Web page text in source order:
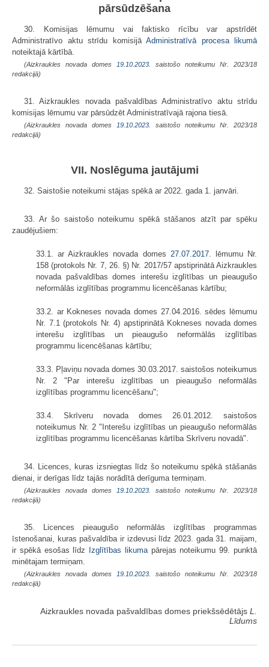
pārsūdzēšana
30. Komisijas lēmumu vai faktisko rīcību var apstrīdēt
Administratīvo aktu strīdu komisijā Administratīvā procesa likumā
noteiktajā kārtībā.
(Aizkraukles novada domes 19.10.2023.
saistošo noteikumu Nr. 2023/18
redakcijā)
31. Aizkraukles novada pašvaldības Administratīvo aktu strīdu
komisijas lēmumu var pārsūdzēt Administratīvajā rajona tiesā.
(Aizkraukles novada domes 19.10.2023.
saistošo noteikumu Nr. 2023/18
redakcijā)
VII. Noslēguma jautājumi
32. Saistošie noteikumi stājas spēkā ar 2022. gada 1. janvāri.
33. Ar šo saistošo noteikumu spēkā stāšanos atzīt par spēku
zaudējušiem:
33.1. ar Aizkraukles novada domes 27.07.2017.
lēmumu Nr.
158 (protokols Nr. 7, 26. §) Nr. 2017/57 apstiprinātā Aizkraukles
novada pašvaldības domes interešu izglītības un pieaugušo
neformālās izglītības programmu licencēšanas kārtību;
33.2. ar Kokneses novada domes 27.04.2016. sēdes lēmumu
Nr. 7.1 (protokols Nr. 4) apstiprinātā Kokneses novada domes
interešu izglītības un pieaugušo neformālās izglītības
programmu licencēšanas kārtību;
33.3. Pļaviņu novada domes 30.03.2017. saistošos noteikumus
Nr. 2 "Par interešu izglītības un pieaugušo neformālās
izglītības programmu licencēšanu";
33.4. Skrīveru novada domes 26.01.2012. saistošos
noteikumus Nr. 2 "Interešu izglītības un pieaugušo neformālās
izglītības programmu licencēšanas kārtība Skrīveru novadā".
34. Licences, kuras izsniegtas līdz šo noteikumu spēkā stāšanās
dienai, ir derīgas līdz tajās norādītā derīguma termiņam.
(Aizkraukles novada domes 19.10.2023.
saistošo noteikumu Nr. 2023/18
redakcijā)
35. Licences pieaugušo neformālās izglītības programmas
īstenošanai, kuras pašvaldība ir izdevusi līdz 2023. gada 31. maijam,
ir spēkā esošas līdz Izglītības likumapārejas noteikumu 99. punktā
minētajam termiņam.
(Aizkraukles novada domes 19.10.2023.
saistošo noteikumu Nr. 2023/18
redakcijā)
Aizkraukles novada pašvaldības domes priekšsēdētājs L.
Līdums